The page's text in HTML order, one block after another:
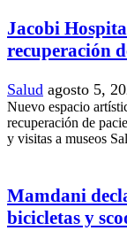
Jacobi
recuperación
Salud agosto 5,
Nuevo espacio
recuperación de
y visitas a museos
Mamdani
bicicletas y